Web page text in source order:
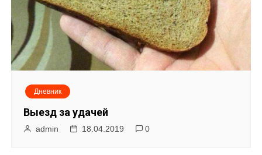
Дневник
Выезд за удачей
admin 18.04.2019 0